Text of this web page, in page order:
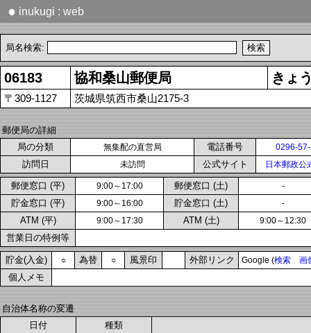
● inukugi : web
局名検索:
06183 協和桑山郵便局 きょ
〒309-1127 茨城県筑西市桑山2175-3
郵便局の詳細
局の分類
無集配の直営局 電話番号 0296-
訪問日 未訪問 公式サイト 日本郵政公
郵便窓口 (平) 9:00～17:00 郵便窓口 (土) -
貯金窓口 (平) 9:00～16:00 貯金窓口 (土) -
ATM (平) 9:00～17:30 ATM (土) 9:00～12:30
営業日の特例等
貯金(入金) ○ 為替 ○ 風景印 外部リンク Google (検索 画
個人メモ
自治体名称の変遷
日付
種類